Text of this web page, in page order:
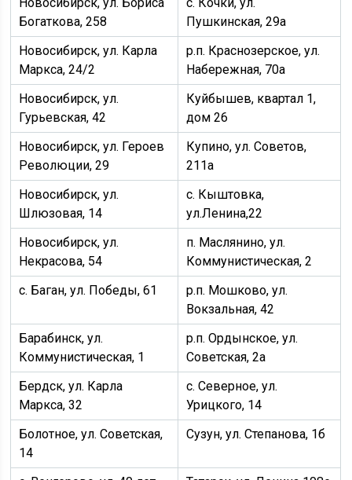
Богаткова, 258
Пушкинская, 29а
Новосибирск, ул. Карла
Маркса, 24/2
р.п. Краснозерское, ул.
Набережная, 70а
Новосибирск, ул.
Гурьевская, 42
Куйбышев, квартал 1,
дом 26
Новосибирск, ул. Героев
Революции, 29
Купино, ул. Советов,
211а
Новосибирск, ул.
Шлюзовая, 14
с. Кыштовка,
ул.Ленина,22
Новосибирск, ул.
Некрасова, 54
п. Маслянино, ул.
Коммунистическая, 2
с. Баган, ул. Победы, 61
р.п. Мошково, ул.
Вокзальная, 42
Барабинск, ул.
Коммунистическая, 1
р.п. Ордынское, ул.
Советская, 2а
Бердск, ул. Карла
Маркса, 32
с. Северное, ул.
Урицкого, 14
Болотное, ул. Советская,
14
Сузун, ул. Степанова, 1б